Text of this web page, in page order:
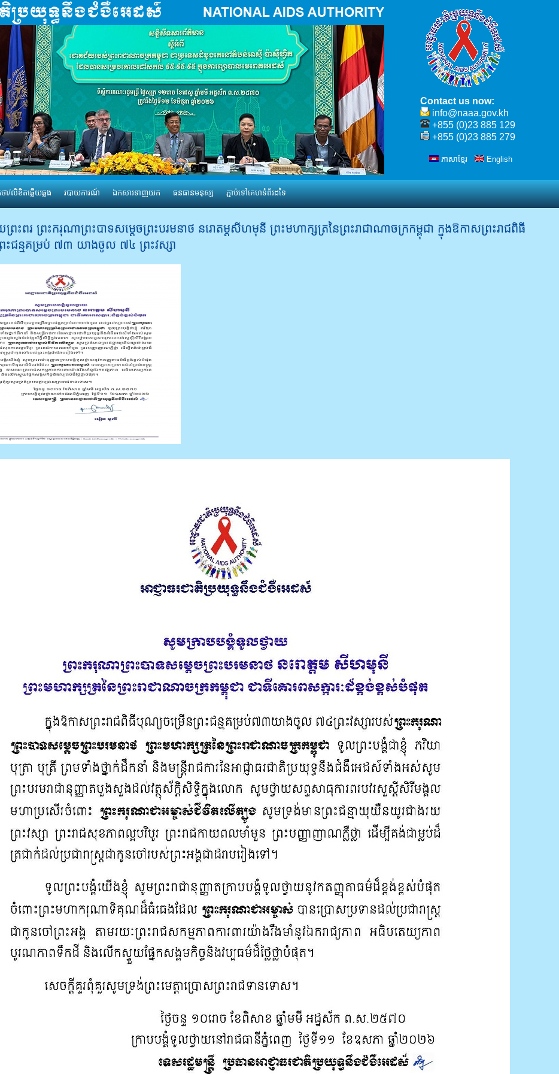
Contact us now:
info@naaa.gov.kh
+855 (0)23 885 129
+855 (0)23 885 279
ភាសាខ្មែរ English
ថា/លិខិតឆ្លើយឆ្លង របាយការណ៍ ឯកសារទាញយក ធនធានមនុស្ស ភ្ជាប់ទៅគេហទំព័រដទៃ
រះ​ពរ​ ព្រះ​ករុណា​ព្រះ​បាទ​សម្តេច​ព្រះ​បរមនាថ​ នរោ​តម្ត​សីហ​មុនី ​ព្រះ​មហា​ក្សត្រ​នៃ​ព្រះ​រាជា​ណា​ចក្រ​កម្ពុជា​ ក្នុង​ឱកាស​ព្រះ​រាជ​ពិធី​
ះ​ជន្ម​គម្រប់ ​៧៣​ យាង​ចូល ​៧៤​ ព្រះ​វស្សា